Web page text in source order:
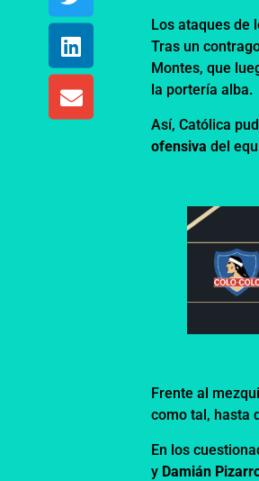
Los ataques de
Tras un
Montes, que
la portería alba.
Así, Católica
ofensivadel
Frente al
como tal, hasta
En los
y Damián